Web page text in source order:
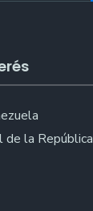
de la República